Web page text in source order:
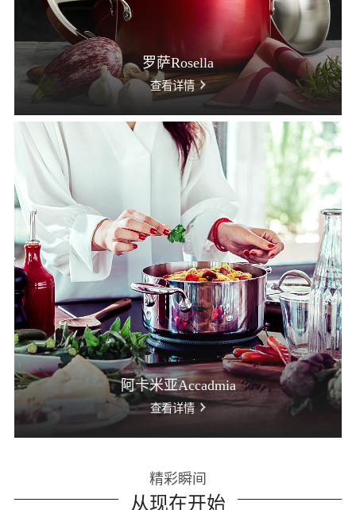
罗萨Rosella
查看详情
阿卡米亚Accadmia
查看详情
精彩瞬间
从现在开始